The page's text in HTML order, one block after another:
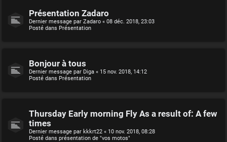
Présentation Zadaro
Dernier message par Zadaro « 08 déc. 2018, 23:03
Posté dans Présentation
Bonjour à tous
Dernier message par Diga « 15 nov. 2018, 14:12
Posté dans Présentation
Thursday Early morning Fly As a result of: A few
times
Dernier message par kkkrt22 « 10 nov. 2018, 08:28
Posté dans présentation de "vos motos"